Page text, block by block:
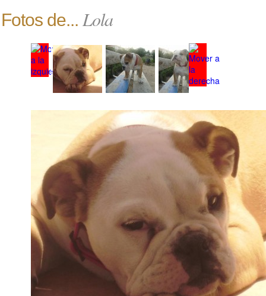
Fotos de... Lola